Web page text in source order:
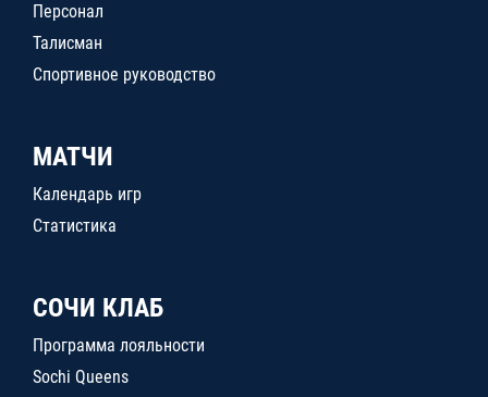
Персонал
Талисман
Спортивное руководство
МАТЧИ
Календарь игр
Статистика
СОЧИ КЛАБ
Программа лояльности
Sochi Queens